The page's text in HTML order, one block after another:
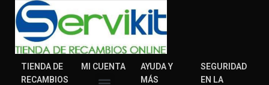
TIENDA DE
RECAMBIOS
MI CUENTA
AYUDA Y
MÁS
SEGURIDAD
EN LA